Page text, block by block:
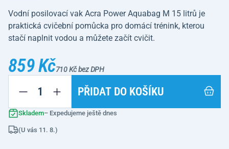
Vodní posilovací vak Acra Power Aquabag M 15 litrů je
praktická cvičební pomůcka pro domácí trénink, kterou
stačí naplnit vodou a můžete začít cvičit.
859 Kč710 Kč bez DPH
PŘIDAT DO KOŠÍKU
Skladem– Expedujeme ještě dnes
(U vás 11. 8.)